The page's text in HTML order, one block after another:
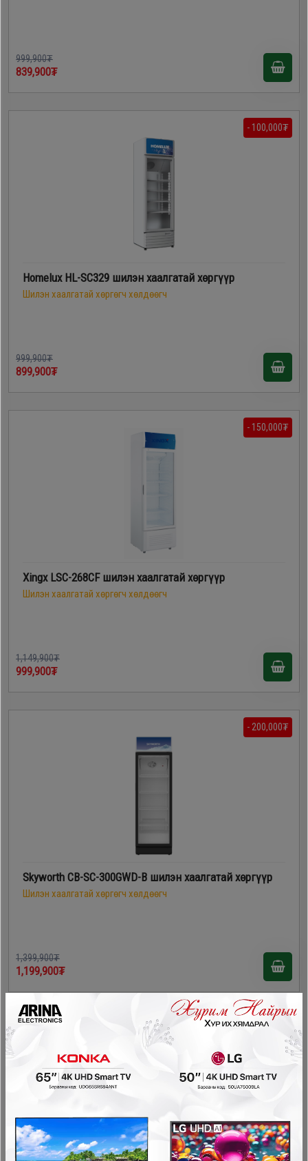
999,900₮
839,900₮
- 100,000₮
Homelux HL-SC329 шилэн хаалгатай хөргүүр
Шилэн хаалгатай хөргөгч хөлдөөгч
999,900₮
899,900₮
- 150,000₮
Xingx LSC-268CF шилэн хаалгатай хөргүүр
Шилэн хаалгатай хөргөгч хөлдөөгч
1,149,900₮
999,900₮
- 200,000₮
Skyworth CB-SC-300GWD-B шилэн хаалгатай хөргүүр
Шилэн хаалгатай хөргөгч хөлдөөгч
1,399,900₮
1,199,900₮
- 200,000₮